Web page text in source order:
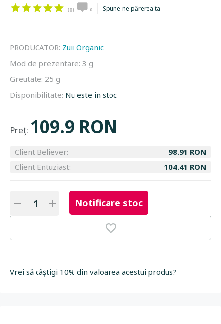
(0) 0 Spune-ne părerea ta
PRODUCATOR: Zuii Organic
Mod de prezentare: 3 g
Greutate: 25 g
Disponibilitate: Nu este in stoc
Preţ: 109.9 RON
Client Believer:
98.91 RON
Client Entuziast:
104.41 RON
Notificare stoc
Vrei să câştigi 10% din valoarea acestui produs?